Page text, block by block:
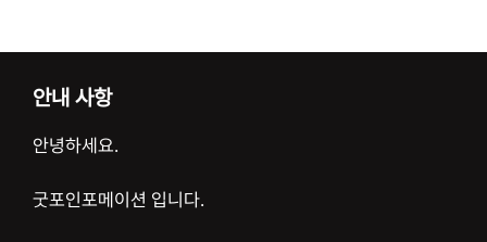
안내 사항
안녕하세요.
굿포인포메이션 입니다.